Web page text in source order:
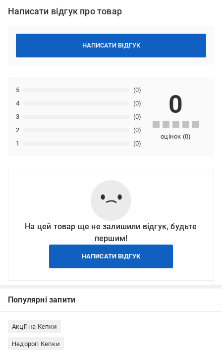
Написати відгук про товар
НАПИСАТИ ВІДГУК
1 (0)
2 (0)
3 (0)
4 (0)
5 (0)
0
оцінок (0)
На цей товар ще не залишили відгук, будьте
першим!
НАПИСАТИ ВІДГУК
Популярні запити
Акції на Кепки
Недорогі Кепки